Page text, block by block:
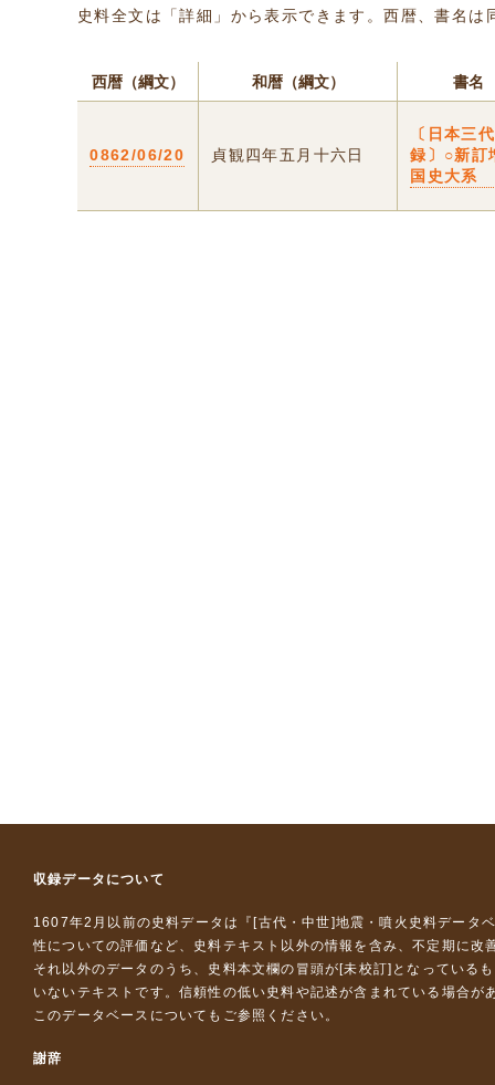
史料全文は「詳細」から表示できます。西暦、書名
西暦（綱文） 和暦（綱文） 書名
0862/06/20 貞観四年五月十六日
〔日本三
録〕○新訂
国史大系
収録データについて
1607年2月以前の史料データは『 [古代・中世]地震・噴火史料データ
性についての評価など、史料テキスト以外の情報を含み、不定期に改
それ以外のデータのうち、史料本文欄の冒頭が[未校訂]となっている
いないテキストです。信頼性の低い史料や記述が含まれている場合が
このデータベースについて もご参照ください。
謝辞